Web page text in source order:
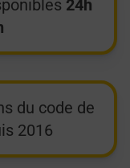
24h
du code de
2016